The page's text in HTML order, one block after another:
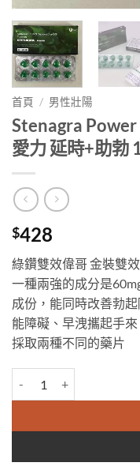
首頁 / 男性壯陽
Stenagra
愛力 延時+助勃
$428
綠鑽雙效偉哥 金裝雙
一種兩強的成分是
成份，能同時改善勃
能障礙、早洩攜起手
採取兩種不同的藥片